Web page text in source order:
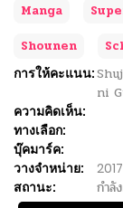
Manga
Shounen
การให้คะแนน:
ni
ความคิดเห็น:
ทางเลือก:
บุ๊คมาร์ค:
วางจำหน่าย:
2017
สถานะ:
กำลั